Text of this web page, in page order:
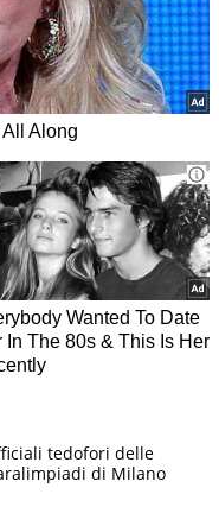
tedofori delle
di Milano